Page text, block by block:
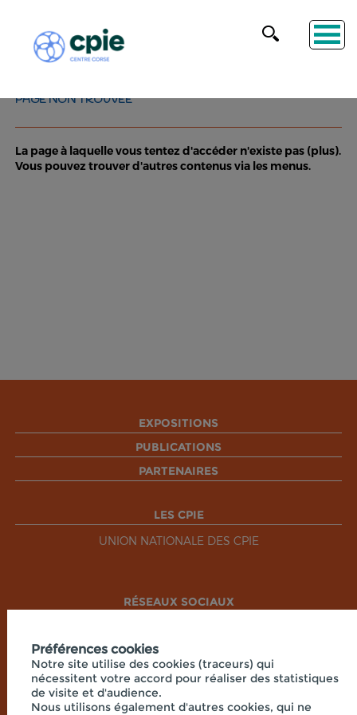
PAGE NON TROUVÉE
La page à laquelle vous tentez d'accéder n'existe pas (plus).
Vous pouvez trouver d'autres contenus via les menus.
EXPOSITIONS
PUBLICATIONS
PARTENAIRES
LES CPIE
UNION NATIONALE DES CPIE
RÉSEAUX SOCIAUX
Préférences cookies
Notre site utilise des cookies (traceurs) qui
nécessitent votre accord pour réaliser des statistiques
de visite et d'audience.
Nous utilisons également d'autres cookies, qui ne